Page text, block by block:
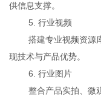
供信息支撑。
5. 行业视频
搭建专业视频资源
现技术与产品优势。
6. 行业图片
整合产品实拍、微